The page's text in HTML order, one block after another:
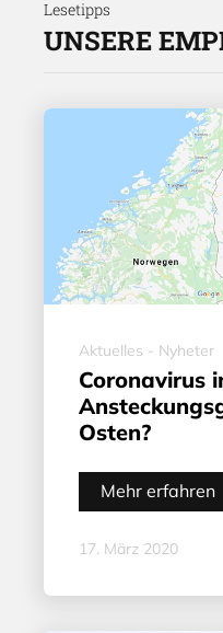
Lesetipps
UNSERE
Aktuelles - Nyheter
Coronavirus
Osten?
Mehr erfahren
17. März 2020